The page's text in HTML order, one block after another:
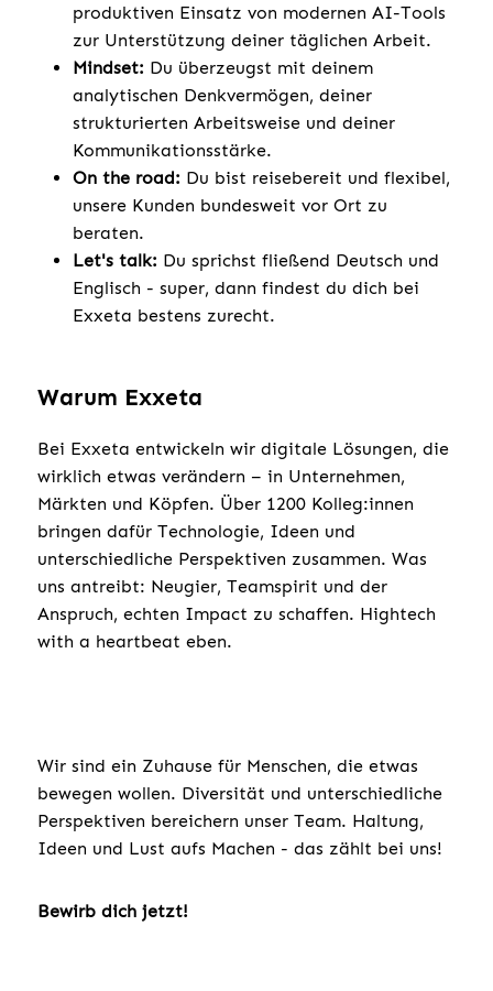
produktiven Einsatz von modernen AI-Tools
zur Unterstützung deiner täglichen Arbeit.
Mindset: Du überzeugst mit deinem
analytischen Denkvermögen, deiner
strukturierten Arbeitsweise und deiner
Kommunikationsstärke.
On the road: Du bist reisebereit und flexibel,
unsere Kunden bundesweit vor Ort zu
beraten.
Let's talk: Du sprichst fließend Deutsch und
Englisch - super, dann findest du dich bei
Exxeta bestens zurecht.
Warum Exxeta
Bei Exxeta entwickeln wir digitale Lösungen, die
wirklich etwas verändern – in Unternehmen,
Märkten und Köpfen. Über 1200 Kolleg:innen
bringen dafür Technologie, Ideen und
unterschiedliche Perspektiven zusammen. Was
uns antreibt: Neugier, Teamspirit und der
Anspruch, echten Impact zu schaffen. Hightech
with a heartbeat eben.
Wir sind ein Zuhause für Menschen, die etwas
bewegen wollen. Diversität und unterschiedliche
Perspektiven bereichern unser Team. Haltung,
Ideen und Lust aufs Machen - das zählt bei uns!
Bewirb dich jetzt!